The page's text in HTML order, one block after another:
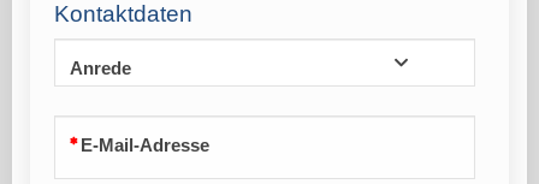
Kontaktdaten
Anrede
E-Mail-Adresse